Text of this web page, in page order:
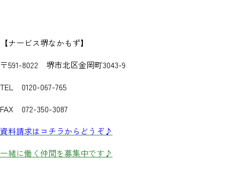
【ナービス堺なかもず】
〒591-8022 堺市北区金岡町3043-9
TEL 0120-067-765
FAX 072-350-3087
資料請求はコチラからどうぞ♪
一緒に働く仲間を募集中です♪